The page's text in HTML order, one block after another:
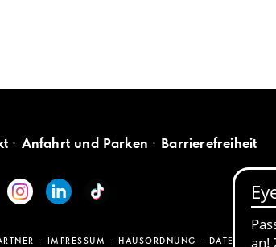
Anfahrt und Parken Barrierefreiheit
IMPRESSUM HAUSORDNUNG